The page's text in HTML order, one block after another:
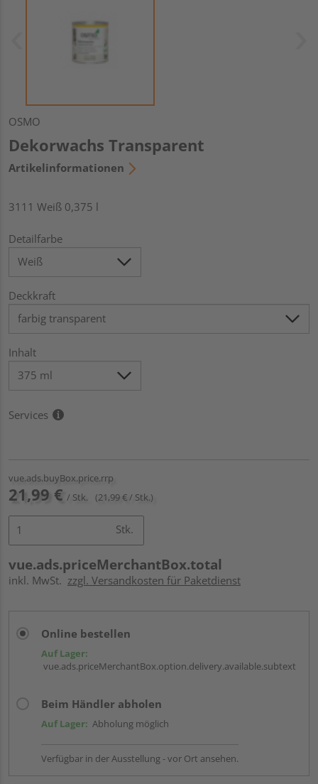
OSMO
Dekorwachs Transparent
Artikelinformationen
3111 Weiß 0,375 l
Detailfarbe
Deckkraft
Inhalt
Services
vue.ads.buyBox.price.rrp
21,99 € / Stk. (21,99 € / Stk.)
Stk.
vue.ads.priceMerchantBox.total
inkl. MwSt. zzgl. Versandkosten für Paketdienst
Online bestellen
Auf Lager:
vue.ads.priceMerchantBox.option.delivery.available.subtext
Beim Händler abholen
Auf Lager: Abholung möglich
Verfügbar in der Ausstellung - vor Ort ansehen.